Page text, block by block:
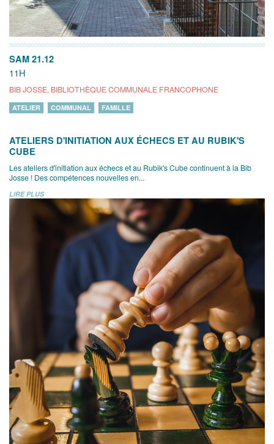
SAM 21.12
11H
BIB JOSSE, BIBLIOTHÈQUE COMMUNALE FRANCOPHONE
ATELIER COMMUNAL FAMILLE
ATELIERS D'INITIATION AUX ÉCHECS ET AU RUBIK'S
CUBE
Les ateliers d'initiation aux échecs et au Rubik's Cube continuent à la Bib
Josse ! Des compétences nouvelles en...
LIRE PLUS